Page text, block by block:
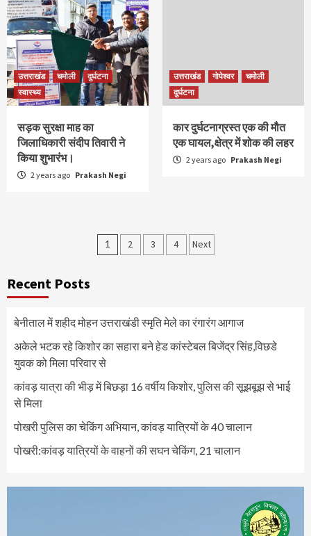
उत्तराखंड चमोली
दुर्घटना
स्वास्थ्य
सड़क सुरक्षा माह का
जिलाधिकारी संदीप तिवारी ने
किया शुभारंभ।
2 years ago Prakash Negi
उत्तराखंड गोपेश्वर
चमोली
दुर्घटना
कार दुर्घटनाग्रस्त एक की मौत
एक घायल,क्षेत्र में शोक की लहर
2 years ago Prakash Negi
Posts
1 2 3 4 Next
Recent Posts
बेनीताल में शहीद मोहन उत्तराखंडी स्मृति मेले का रंगारंग आगाज
अकेले भटक रहे किशोर का सहारा बने हेड कांस्टेबल बिजेंद्र सिंह,विछडे
युवक को मिला परिवार से
कांवड़ यात्रा की भीड़ में बिछड़ा 16 वर्षीय किशोर, पुलिस की सूझबूझ से भाई
से मिला
पोखरी पुलिस का चेकिंग अभियान, कांवड़ यात्रियों के 40 चालान
पोखरी:कांवड़ यात्रियों के वाहनों की सघन चेकिंग, 21 चालान